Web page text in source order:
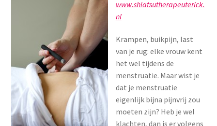
Menstruatiesponsjes
Tampons
Stimulatie, vibrators
Verzorgingsproducten
www.shiatsutherapeuterick.
nl
Krampen, buikpijn, last
van je rug: elke vrouw kent
het wel tijdens de
menstruatie. Maar wist je
dat je menstruatie
eigenlijk bijna pijnvrij zou
moeten zijn? Heb je wel
klachten, dan is er volgens